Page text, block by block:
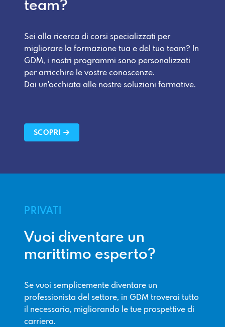
team?
Sei alla ricerca di corsi specializzati per
migliorare la formazione tua e del tuo team? In
GDM, i nostri programmi sono personalizzati
per arricchire le vostre conoscenze.
Dai un'occhiata alle nostre soluzioni formative.
SCOPRI
PRIVATI
Vuoi diventare un
marittimo esperto?
Se vuoi semplicemente diventare un
professionista del settore, in GDM troverai tutto
il necessario, migliorando le tue prospettive di
carriera.